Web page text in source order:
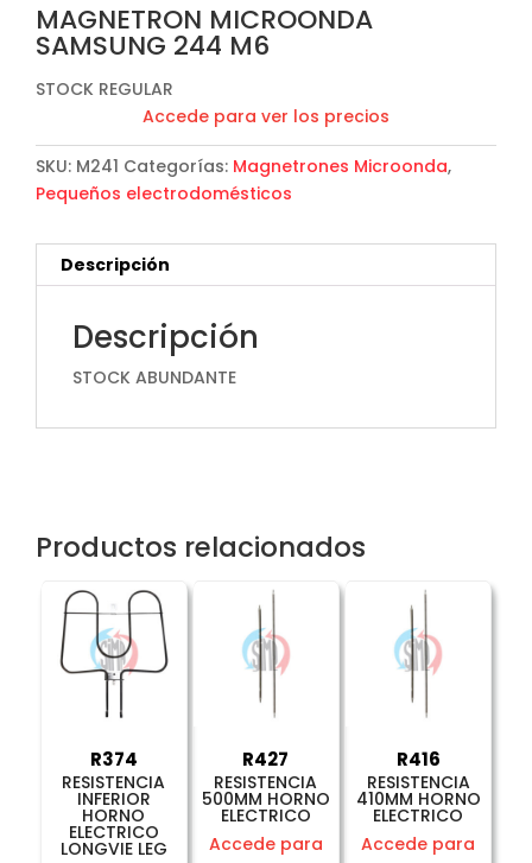
MAGNETRON MICROONDA
SAMSUNG 244 M6
STOCK REGULAR
Accede para ver los precios
SKU: M241 Categorías: Magnetrones Microonda,
Pequeños electrodomésticos
Descripción
Descripción
STOCK ABUNDANTE
Productos relacionados
R374
RESISTENCIA
INFERIOR
HORNO
ELECTRICO
LONGVIE LEG
R427
RESISTENCIA
500MM HORNO
ELECTRICO
Accede para
R416
RESISTENCIA
410MM HORNO
ELECTRICO
Accede para